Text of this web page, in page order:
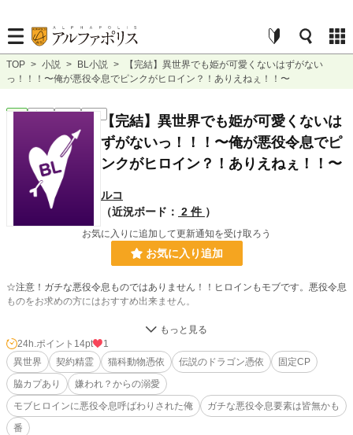
TOP > 小説 > BL小説 >
【完結】異世界でも姫が可愛くないはずがない
っ！！！〜俺が悪役令息でピンクがヒロイン？！ありえねぇ！！〜
BL 完結 短編 R18 【完結】異世界でも姫が可愛くないは
ずがないっ！！！〜俺が悪役令息でピ
ンクがヒロイン？！ありえねぇ！！〜
ルコ
（近況ボード： 2 件 ）
お気に入りに追加して更新通知を受け取ろう
お気に入り追加
☆注意！ガチな悪役令息ものではありません！！ヒロインもモブです。悪役令息
ものをお求めの方にはおすすめ出来ません。
☆この物語は、前作「姫が可愛くないはずがないっ！！！」の異世界バージョン
ですが、このお話だけでもお読みいただけるようになっております。
ーーーーーーーーー
俺は今、めちゃくちゃ混乱している。
だって、十七歳のある日、いきなり前世(現代日本)の記憶が戻ったんだ。
24h.ポイント 14pt
1
異世界
契約精霊 猫科動物憑依 伝説のドラゴン憑依
固定CP
脇カプあり
嫌われ？からの溺愛
モブヒロインに悪役令息呼ばわりされた俺
ガチな悪役令息要素は皆無かも
番